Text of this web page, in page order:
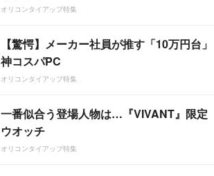
オリコンタイアップ特集
【驚愕】メーカー社員が推す「10万円台」
神コスパPC
オリコンタイアップ特集
一番似合う登場人物は…『VIVANT』限定
ウオッチ
オリコンタイアップ特集